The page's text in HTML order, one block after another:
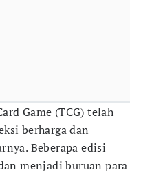
Game (TCG) telah
berharga dan
Beberapa edisi
menjadi buruan para